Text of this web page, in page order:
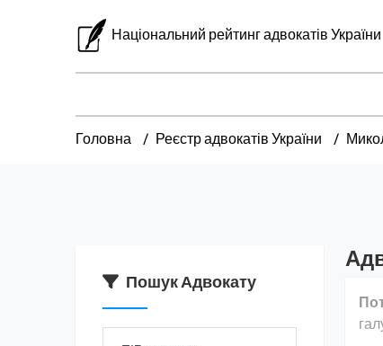
Національний рейтинг адвокатів України
Головна Реєстр адвокатів України
Пошук Адвокату